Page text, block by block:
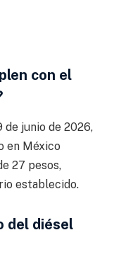
con el
junio de 2026,
en México
27 pesos,
establecido.
del diésel